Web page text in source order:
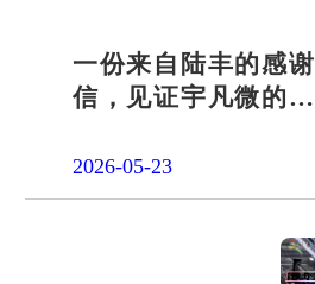
一份来自陆丰的感谢
信，见证宇凡微的社
2026-05-23